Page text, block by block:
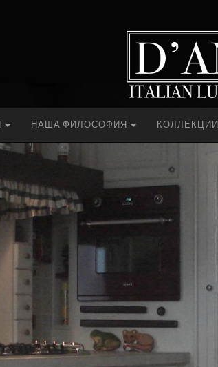
НАША ФИЛОСОФИЯ КОЛЛЕКЦИИ